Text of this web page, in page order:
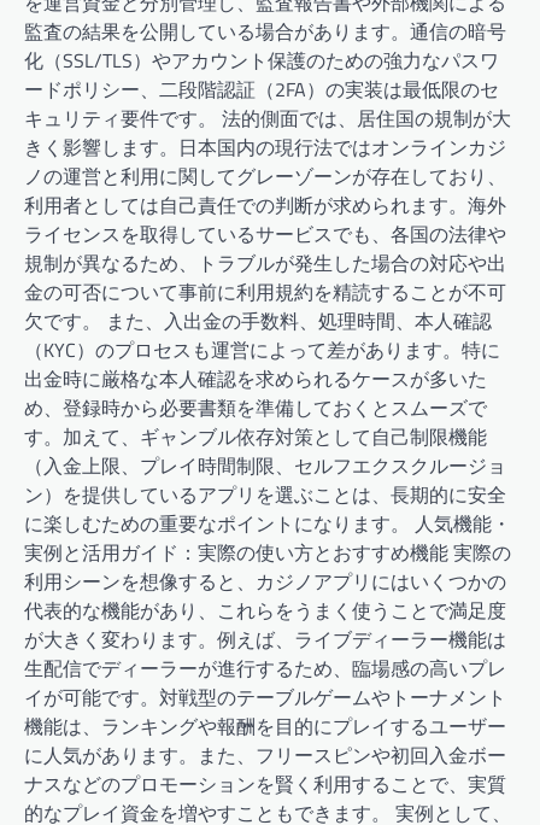
監査の結果を公開している場合があります。通信の暗号
化（SSL/TLS）やアカウント保護のための強力なパスワ
ードポリシー、二段階認証（2FA）の実装は最低限のセ
キュリティ要件です。 法的側面では、居住国の規制が大
きく影響します。日本国内の現行法ではオンラインカジ
ノの運営と利用に関してグレーゾーンが存在しており、
利用者としては自己責任での判断が求められます。海外
ライセンスを取得しているサービスでも、各国の法律や
規制が異なるため、トラブルが発生した場合の対応や出
金の可否について事前に利用規約を精読することが不可
欠です。 また、入出金の手数料、処理時間、本人確認
（KYC）のプロセスも運営によって差があります。特に
出金時に厳格な本人確認を求められるケースが多いた
め、登録時から必要書類を準備しておくとスムーズで
す。加えて、ギャンブル依存対策として自己制限機能
（入金上限、プレイ時間制限、セルフエクスクルージョ
ン）を提供しているアプリを選ぶことは、長期的に安全
に楽しむための重要なポイントになります。 人気機能・
実例と活用ガイド：実際の使い方とおすすめ機能 実際の
利用シーンを想像すると、カジノアプリにはいくつかの
代表的な機能があり、これらをうまく使うことで満足度
が大きく変わります。例えば、ライブディーラー機能は
生配信でディーラーが進行するため、臨場感の高いプレ
イが可能です。対戦型のテーブルゲームやトーナメント
機能は、ランキングや報酬を目的にプレイするユーザー
に人気があります。また、フリースピンや初回入金ボー
ナスなどのプロモーションを賢く利用することで、実質
的なプレイ資金を増やすこともできます。 実例として、